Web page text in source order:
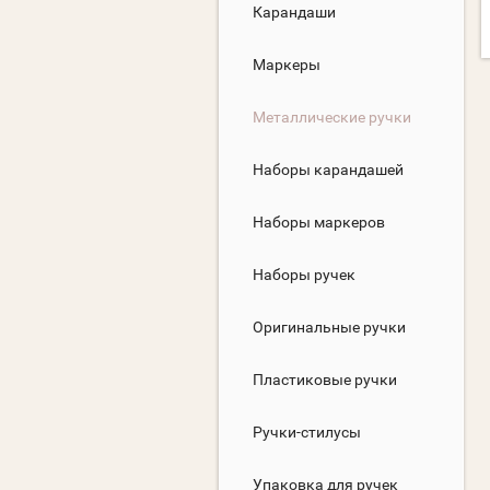
Карандаши
Маркеры
Металлические ручки
Наборы карандашей
Наборы маркеров
Наборы ручек
Оригинальные ручки
Пластиковые ручки
Ручки-стилусы
Упаковка для ручек